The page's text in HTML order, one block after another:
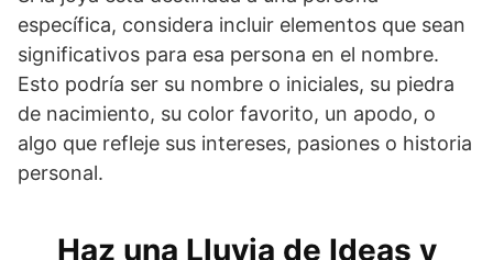
específica, considera incluir elementos que sean
significativos para esa persona en el nombre.
Esto podría ser su nombre o iniciales, su piedra
de nacimiento, su color favorito, un apodo, o
algo que refleje sus intereses, pasiones o historia
personal.
Haz una Lluvia de Ideas y